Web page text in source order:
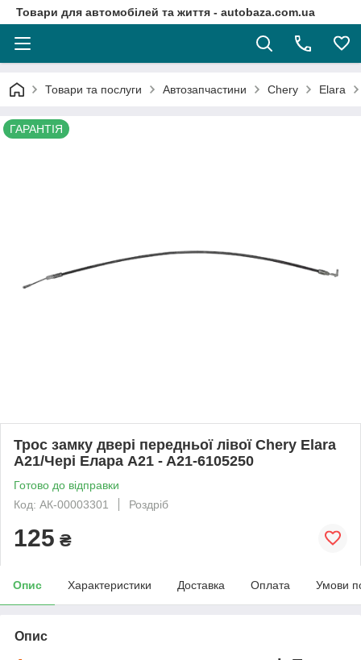
Товари для автомобілей та життя - autobaza.com.ua
Товари та послуги Автозапчастини Chery Elara
ГАРАНТІЯ
Трос замку двері передньої лівої Chery Elara
A21/Чері Елара A21 - A21-6105250
Готово до відправки
Код: АК-00003301
Роздріб
125 ₴
Опис Характеристики Доставка Оплата Умови
Опис